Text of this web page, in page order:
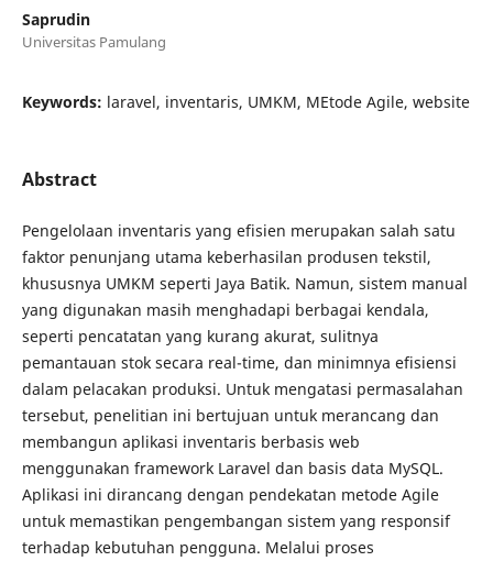
Saprudin
Universitas Pamulang
Keywords: laravel, inventaris, UMKM, MEtode Agile, website
Abstract
Pengelolaan inventaris yang efisien merupakan salah satu
faktor penunjang utama keberhasilan produsen tekstil,
khususnya UMKM seperti Jaya Batik. Namun, sistem manual
yang digunakan masih menghadapi berbagai kendala,
seperti pencatatan yang kurang akurat, sulitnya
pemantauan stok secara real-time, dan minimnya efisiensi
dalam pelacakan produksi. Untuk mengatasi permasalahan
tersebut, penelitian ini bertujuan untuk merancang dan
membangun aplikasi inventaris berbasis web
menggunakan framework Laravel dan basis data MySQL.
Aplikasi ini dirancang dengan pendekatan metode Agile
untuk memastikan pengembangan sistem yang responsif
terhadap kebutuhan pengguna. Melalui proses